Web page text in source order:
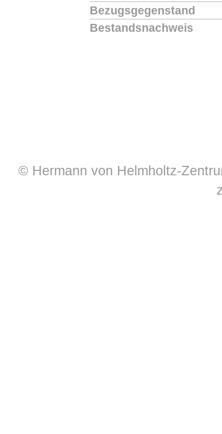
Bezugsgegenstand
Bestandsnachweis
© Hermann von Helmholtz-